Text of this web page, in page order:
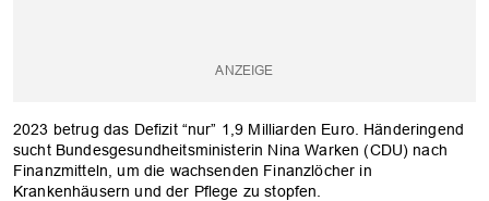
2023 betrug das Defizit “nur” 1,9 Milliarden Euro. Händeringend
sucht Bundesgesundheitsministerin Nina Warken (CDU) nach
Finanzmitteln, um die wachsenden Finanzlöcher in
Krankenhäusern und der Pflege zu stopfen.